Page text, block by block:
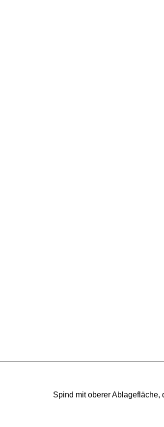
Spind mit oberer